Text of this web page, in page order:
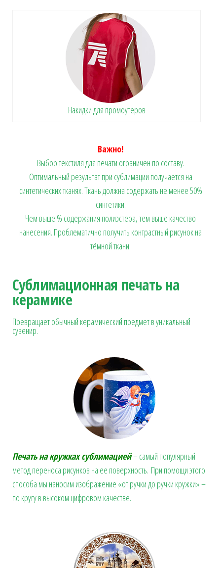
Накидки для промоутеров
Важно!
Выбор текстиля для печати ограничен по составу.
Оптимальный результат при сублимации получается на
синтетических тканях. Ткань должна содержать не менее 50%
синтетики.
Чем выше % содержания полиэстера, тем выше качество
нанесения. Проблематично получить контрастный рисунок на
тёмной ткани.
Сублимационная печать на
керамике
Превращает обычный керамический предмет в уникальный
сувенир.
Печать на кружках сублимацией– самый популярный
метод переноса рисунков на ее поверхность. При помощи этого
способа мы наносим изображение «от ручки до ручки кружки» –
по кругу в высоком цифровом качестве.